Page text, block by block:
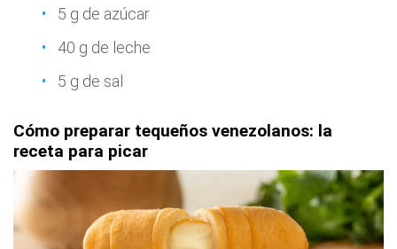
5 g de azúcar
40 g de leche
5 g de sal
Cómo preparar tequeños venezolanos: la
receta para picar